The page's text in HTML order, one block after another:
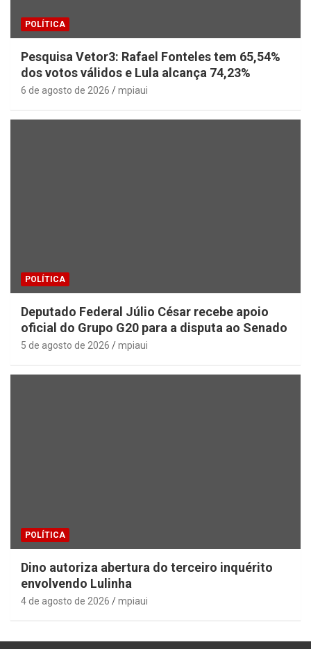
POLÍTICA
Pesquisa Vetor3: Rafael Fonteles tem 65,54%
dos votos válidos e Lula alcança 74,23%
6 de agosto de 2026 mpiaui
POLÍTICA
Deputado Federal Júlio César recebe apoio
oficial do Grupo G20 para a disputa ao Senado
5 de agosto de 2026 mpiaui
POLÍTICA
Dino autoriza abertura do terceiro inquérito
envolvendo Lulinha
4 de agosto de 2026 mpiaui